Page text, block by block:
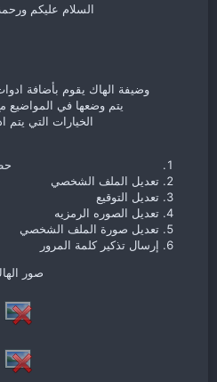
السلام عليكم
وضيفة الهاك يقوم بأضافة
يتم وضعها في
الخيارات التي يتم
تعديل الملف الشخصي​
تعديل التوقيع​
تعديل الصوره الرمزيه​
تعديل صورة الملف الشخصي​
إرسال تذكير كلمة المرور​
صور